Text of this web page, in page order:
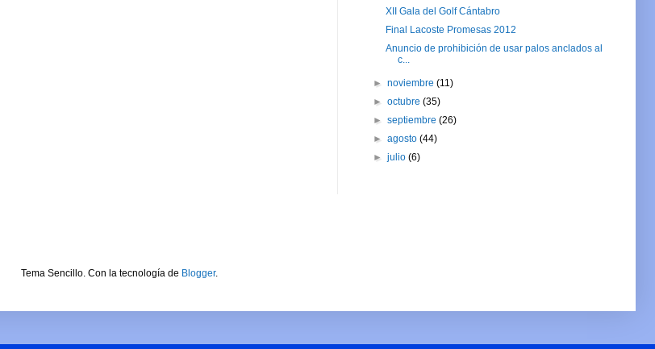
XII Gala del Golf Cántabro
Final Lacoste Promesas 2012
Anuncio de prohibición de usar palos anclados al
c...
►noviembre(11)
►octubre(35)
►septiembre(26)
►agosto(44)
►julio(6)
Tema Sencillo. Con la tecnología de Blogger.